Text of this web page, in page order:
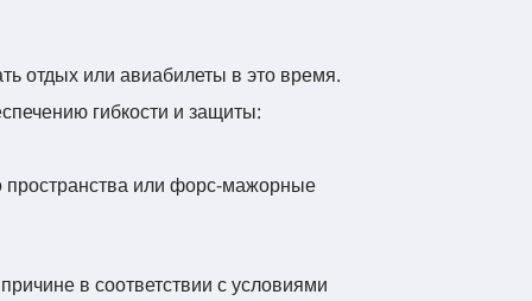
отдых или авиабилеты в это время.
гибкости и защиты:
пространства или форс-мажорные
в соответствии с условиями